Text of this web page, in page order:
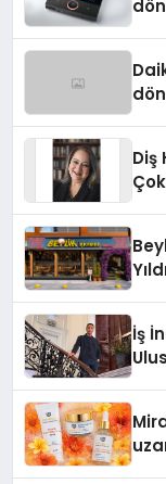
Diş
İş